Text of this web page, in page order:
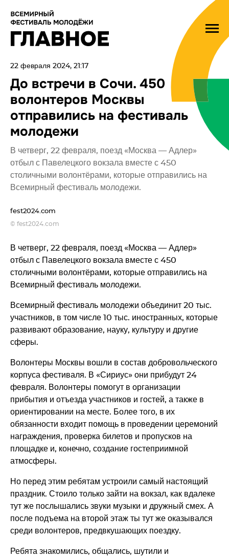
22 февраля 2024, 21:17
До встречи в Сочи. 450
волонтеров Москвы
отправились на фестиваль
молодежи
В четверг, 22 февраля, поезд «Москва — Адлер»
отбыл с Павелецкого вокзала вместе с 450
столичными волонтёрами, которые отправились на
Всемирный фестиваль молодежи.
fest2024.com
© fest2024.com
В четверг, 22 февраля, поезд «Москва — Адлер»
отбыл с Павелецкого вокзала вместе с 450
столичными волонтёрами, которые отправились на
Всемирный фестиваль молодежи.
Всемирный фестиваль молодежи объединит 20 тыс.
участников, в том числе 10 тыс. иностранных, которые
развивают образование, науку, культуру и другие
сферы.
Волонтеры Москвы вошли в состав добровольческого
корпуса фестиваля. В «Сириус» они прибудут 24
февраля. Волонтеры помогут в организации
прибытия и отъезда участников и гостей, а также в
ориентировании на месте. Более того, в их
обязанности входит помощь в проведении церемоний
награждения, проверка билетов и пропусков на
площадке и, конечно, создание гостеприимной
атмосферы.
Но перед этим ребятам устроили самый настоящий
праздник. Стоило только зайти на вокзал, как вдалеке
тут же послышались звуки музыки и дружный смех. А
после подъема на второй этаж ты тут же оказывался
среди волонтеров, предвкушающих поездку.
Ребята знакомились, общались, шутили и